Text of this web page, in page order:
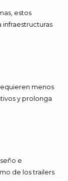
estos
menos
y prolonga
e
de los trailers